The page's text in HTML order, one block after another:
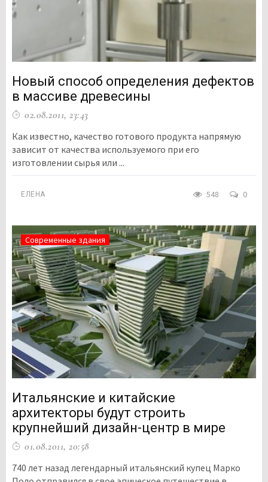
Новый способ определения дефектов
в массиве древесины
02.08.2011, 23:43
Как известно, качество готового продукта напрямую
зависит от качества используемого при его
изготовлении сырья или ...
ЕЛЕНА 548 0
Современные здания
Итальянские и китайские
архитекторы будут строить
крупнейший дизайн-центр в мире
01.08.2011, 20:58
740 лет назад легендарный итальянский купец Марко